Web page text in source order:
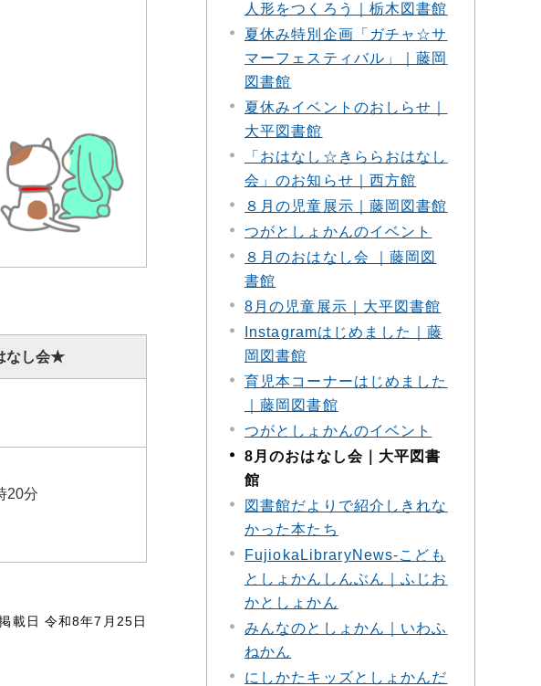
なし会★
20分
載日 令和8年7月25日
人形をつくろう｜栃木図書館
夏休み特別企画「ガチャ☆サ
マーフェスティバル」｜藤岡
図書館
夏休みイベントのおしらせ｜
大平図書館
「おはなし☆きららおはなし
会」のお知らせ｜西方館
８月の児童展示｜藤岡図書館
つがとしょかんのイベント
８月のおはなし会 ｜藤岡図
書館
8月の児童展示｜大平図書館
Instagramはじめました｜藤
岡図書館
育児本コーナーはじめました
｜藤岡図書館
つがとしょかんのイベント
8月のおはなし会｜大平図書
館
図書館だよりで紹介しきれな
かった本たち
FujiokaLibraryNews‐こども
としょかんしんぶん｜ふじお
かとしょかん
みんなのとしょかん｜いわふ
ねかん
にしかたキッズとしょかんだ